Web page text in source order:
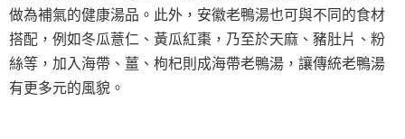
做為補氣的健康湯品。此外，安徽老鴨湯也可與不同的食材
搭配，例如冬瓜薏仁、黃瓜紅棗，乃至於天麻、豬肚片、粉
絲等，加入海帶、薑、枸杞則成海帶老鴨湯，讓傳統老鴨湯
有更多元的風貌。